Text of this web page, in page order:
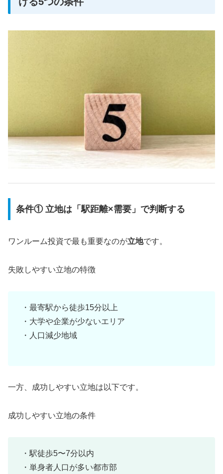
条件① 立地は「駅距離×需要」で判断する
ワンルーム投資で最も重要なのが立地です。
失敗しやすい立地の特徴
・最寄駅から徒歩15分以上
・大学や企業が少ないエリア
・人口減少地域
一方、成功しやすい立地は以下です。
成功しやすい立地の条件
・駅徒歩5〜7分以内
・単身者人口が多い都市部